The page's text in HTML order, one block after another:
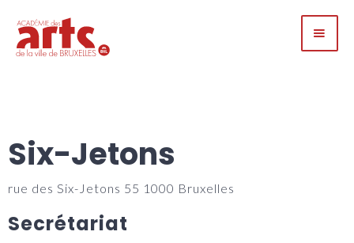
Six-Jetons
rue des Six-Jetons 55 1000 Bruxelles
Secrétariat